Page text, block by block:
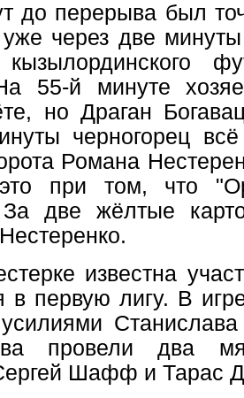
до перерыва был
через две
кызылординского
55-й минуте
но Драган
черногорец
Романа
при том, что
За две жёлтые
известна
в первую лигу. В
усилиями
провели два
Шафф и Тарас